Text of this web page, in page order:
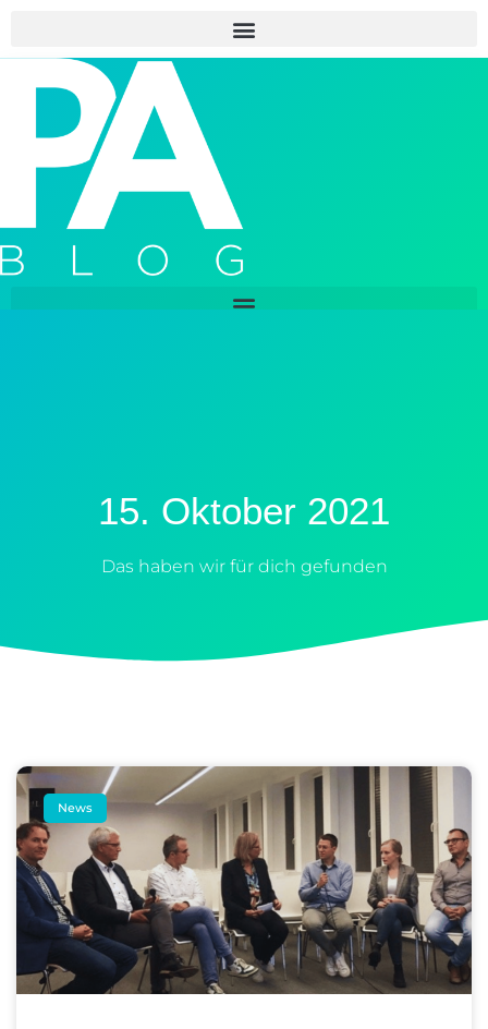
15. Oktober 2021
Das haben wir für dich gefunden
News